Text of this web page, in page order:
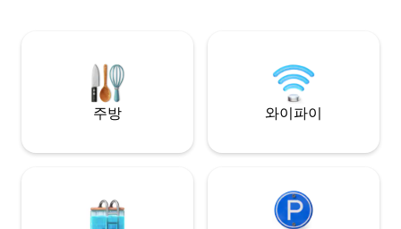
니다. 안전한 대형 주차장 1개.
고 시내 생활의 장
주방 와이파이